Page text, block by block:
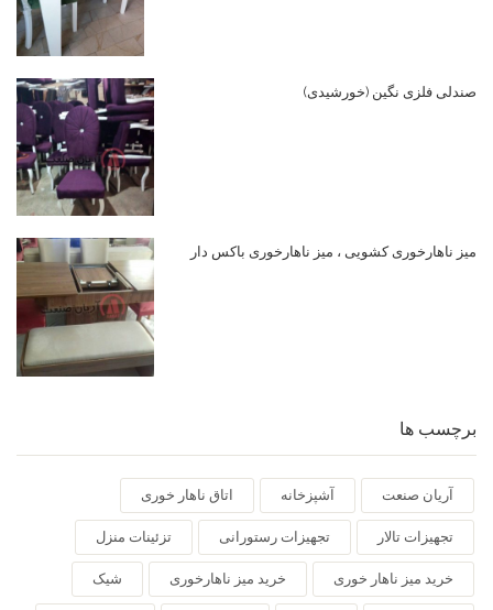
صندلی فلزی نگین (خورشیدی)
میز ناهارخوری کشویی ، میز ناهارخوری باکس دار
برچسب ها
آریان صنعت آشپزخانه اتاق ناهار خوری
تجهیزات تالار تجهیزات رستورانی تزئینات منزل
خرید میز ناهار خوری خرید میز ناهارخوری شیک